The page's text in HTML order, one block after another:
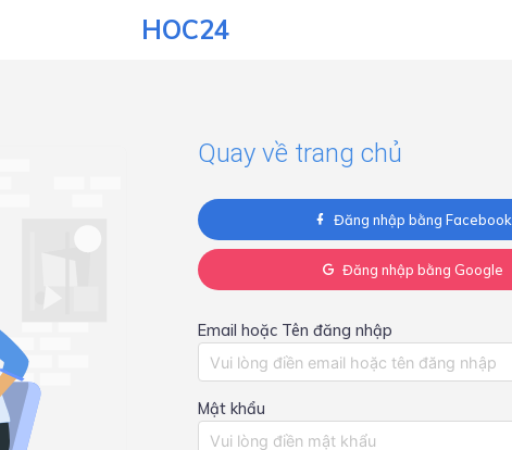
HOC24
Quay về trang chủ
Đăng nhập bằng Facebook
Đăng nhập bằng Google
Email hoặc Tên đăng nhập
Mật khẩu